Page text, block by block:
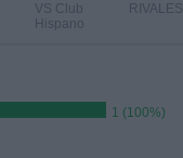
RIVALES
VS Club
Hispano
1 (100%)